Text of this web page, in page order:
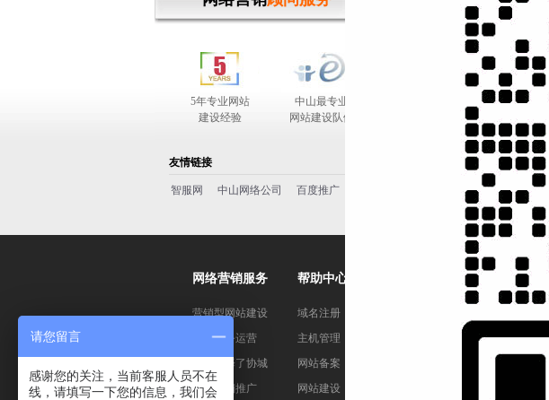
5年专业网站
建设经验
中山最专业
网站建设队伍
质量 服务
合作伙伴
友情链接
智服网 中山网络公司 百度推广 深圳网站建设
网络营销服务
营销型网站建设
电子商务运营
他们选择了协城
网络营销推广
帮助中心
域名注册
主机管理
网站备案
网站建设
周
请您留言
感谢您的关注，当前客服人员不在
线，请填写一下您的信息，我们会